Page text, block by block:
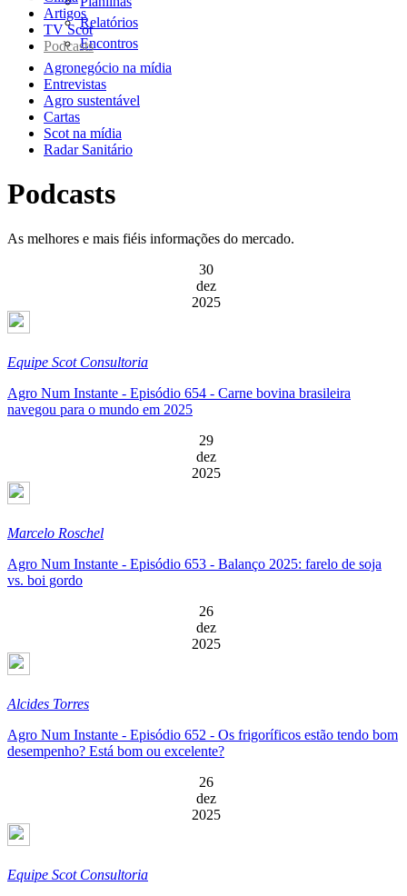
Relatórios
Encontros
Artigos
TV Scot
Podcasts
Agronegócio na mídia
Entrevistas
Agro sustentável
Cartas
Scot na mídia
Radar Sanitário
Podcasts
As melhores e mais fiéis informações do mercado.
30
dez
2025
Equipe Scot Consultoria
Agro Num Instante - Episódio 654 - Carne bovina brasileira
navegou para o mundo em 2025
29
dez
2025
Marcelo Roschel
Agro Num Instante - Episódio 653 - Balanço 2025: farelo de soja
vs. boi gordo
26
dez
2025
Alcides Torres
Agro Num Instante - Episódio 652 - Os frigoríficos estão tendo bom
desempenho? Está bom ou excelente?
26
dez
2025
Equipe Scot Consultoria